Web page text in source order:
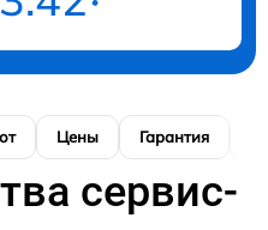
Цены Гарантия
сервис-